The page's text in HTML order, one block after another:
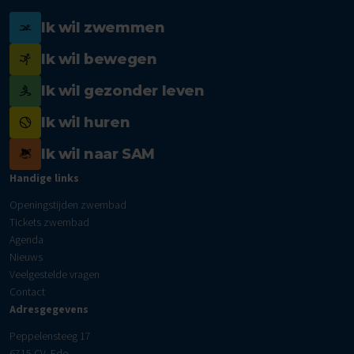
Ik wil zwemmen
Ik wil bewegen
Ik wil gezonder leven
Ik wil huren
Ik wil naar SAM
Handige links
Openingstijden zwembad
Tickets zwembad
Agenda
Nieuws
Veelgestelde vragen
Contact
Adresgegevens
Peppelensteeg 17